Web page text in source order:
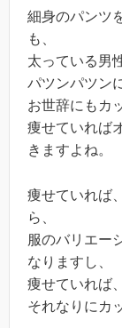
細身のパンツ
も、
太っている男
パツンパツン
お世辞にもカ
痩せていれば
きますよね。
痩せていれば
ら、
服のバリエー
なりますし、
痩せていれば
それなりにカ